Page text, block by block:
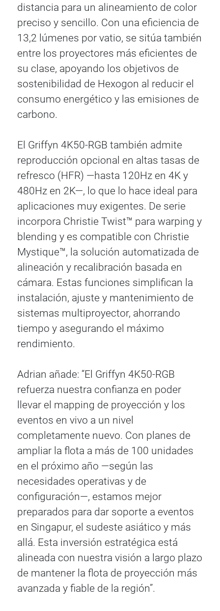
distancia para un alineamiento de color
preciso y sencillo. Con una eficiencia de
13,2 lúmenes por vatio, se sitúa también
entre los proyectores más eficientes de
su clase, apoyando los objetivos de
sostenibilidad de Hexogon al reducir el
consumo energético y las emisiones de
carbono.
El Griffyn 4K50-RGB también admite
reproducción opcional en altas tasas de
refresco (HFR) —hasta 120Hz en 4K y
480Hz en 2K—, lo que lo hace ideal para
aplicaciones muy exigentes. De serie
incorpora Christie Twist™ para warping y
blending y es compatible con Christie
Mystique™, la solución automatizada de
alineación y recalibración basada en
cámara. Estas funciones simplifican la
instalación, ajuste y mantenimiento de
sistemas multiproyector, ahorrando
tiempo y asegurando el máximo
rendimiento.
Adrian añade: “El Griffyn 4K50-RGB
refuerza nuestra confianza en poder
llevar el mapping de proyección y los
eventos en vivo a un nivel
completamente nuevo. Con planes de
ampliar la flota a más de 100 unidades
en el próximo año —según las
necesidades operativas y de
configuración—, estamos mejor
preparados para dar soporte a eventos
en Singapur, el sudeste asiático y más
allá. Esta inversión estratégica está
alineada con nuestra visión a largo plazo
de mantener la flota de proyección más
avanzada y fiable de la región”.